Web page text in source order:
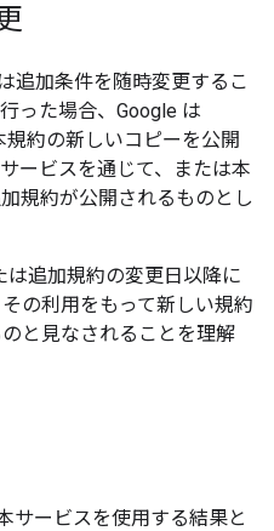
追加条件を随時変更するこ
った場合、Google は
規約の新しいコピーを公開
ービスを通じて、または本
規約が公開されるものとし
は追加規約の変更日以降に
の利用をもって新しい規約
と見なされることを理解
サービスを使用する結果と